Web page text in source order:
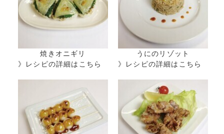
焼きオニギリ
》レシピの詳細はこちら
うにのリゾット
》レシピの詳細はこちら